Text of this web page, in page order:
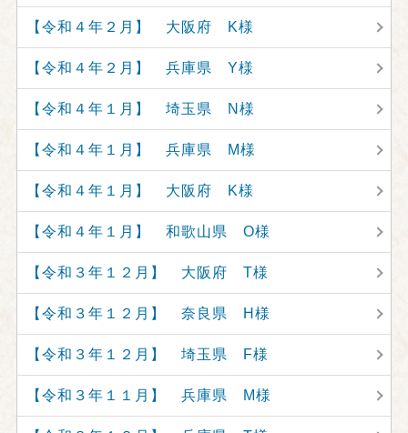
【令和４年２月】 大阪府 K様
【令和４年２月】 兵庫県 Y様
【令和４年１月】 埼玉県 N様
【令和４年１月】 兵庫県 M様
【令和４年１月】 大阪府 K様
【令和４年１月】 和歌山県 O様
【令和３年１２月】 大阪府 T様
【令和３年１２月】 奈良県 H様
【令和３年１２月】 埼玉県 F様
【令和３年１１月】 兵庫県 M様